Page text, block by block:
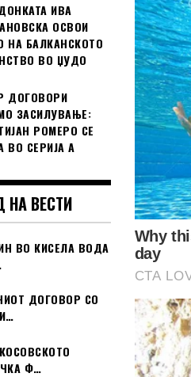
ИВА
ОСВОИ
НА БАЛКАНСКОТО
ВО ЏУДО
ДОГОВОРИ
ЗАСИЛУВАЊЕ:
РОМЕРО СЕ
ВО СЕРИЈА А
ВЕСТИ
ВО КИСЕЛА ВОДА
ДОГОВОР СО
Ф…